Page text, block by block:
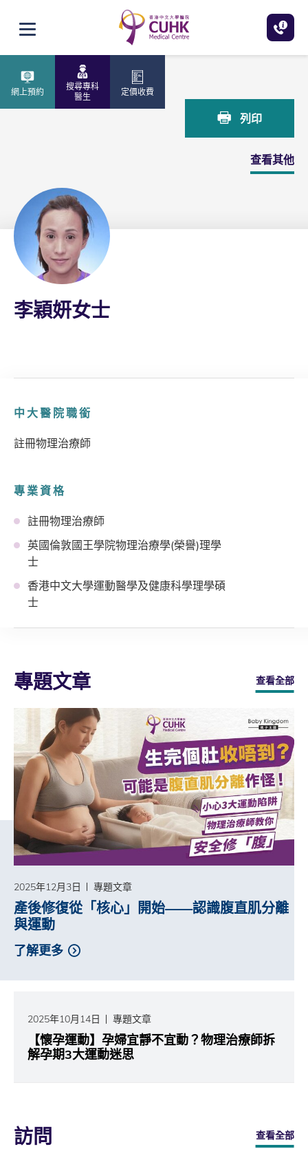
打開選單
網上預約
搜尋專科
醫生
定價收費
主頁 李穎妍女士
列印
查看其他
李穎妍女士
中大醫院職銜
註冊物理治療師
專業資格
註冊物理治療師
英國倫敦國王學院物理治療學(榮譽)理學
士
香港中文大學運動醫學及健康科學理學碩
士
專題文章 查看全部
2025年12月3日 專題文章
產後修復從「核心」開始——認識腹直肌分離
與運動
了解更多
2025年10月14日 專題文章
【懷孕運動】孕婦宜靜不宜動？物理治療師拆
解孕期3大運動迷思
訪問 查看全部